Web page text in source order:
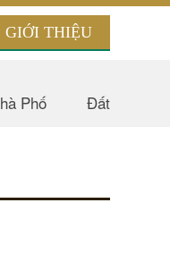
GIỚI THIỆU
Phố Đất